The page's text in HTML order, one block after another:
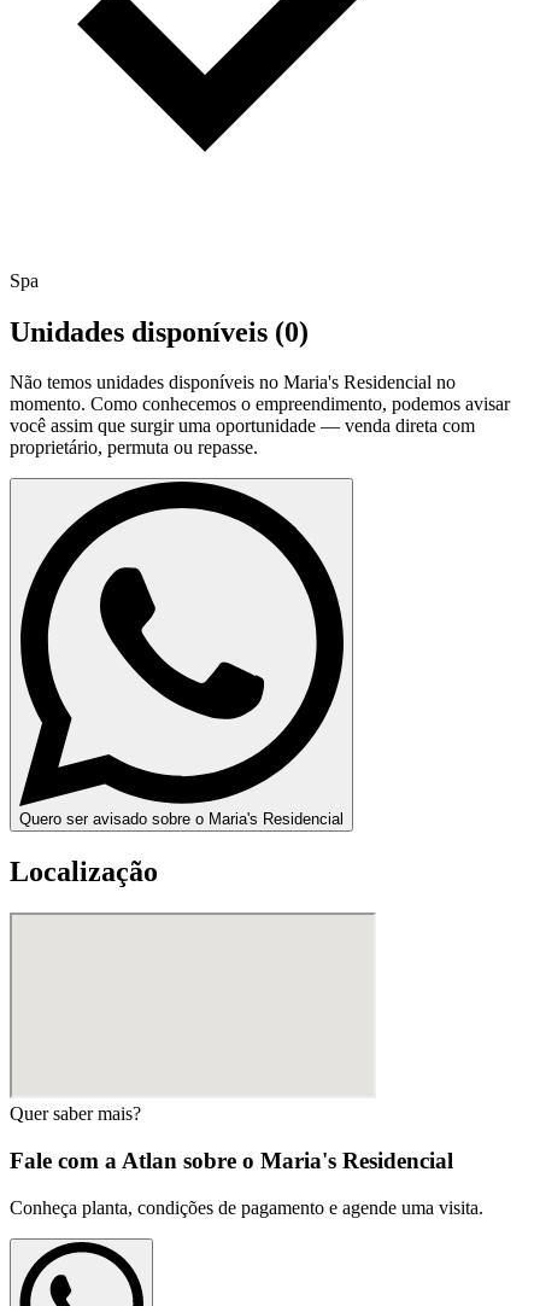
Spa
Unidades disponíveis (0)
Não temos unidades disponíveis no Maria's Residencial no
momento. Como conhecemos o empreendimento, podemos avisar
você assim que surgir uma oportunidade — venda direta com
proprietário, permuta ou repasse.
Quero ser avisado sobre o Maria's Residencial
Localização
Quer saber mais?
Fale com a Atlan sobre o Maria's Residencial
Conheça planta, condições de pagamento e agende uma visita.